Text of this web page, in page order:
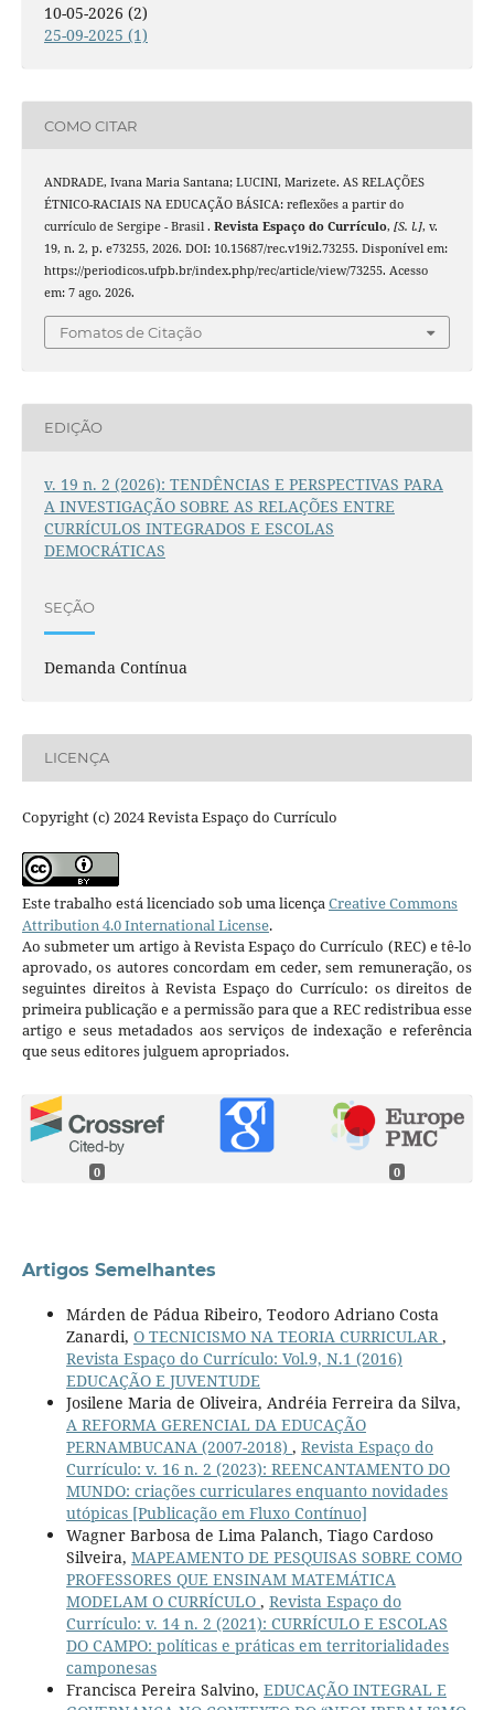
10-05-2026 (2)
25-09-2025 (1)
COMO CITAR
ANDRADE, Ivana Maria Santana; LUCINI, Marizete. AS RELAÇÕES
ÉTNICO-RACIAIS NA EDUCAÇÃO BÁSICA: reflexões a partir do
currículo de Sergipe - Brasil . Revista Espaço do Currículo, [S. l.], v.
19, n. 2, p. e73255, 2026. DOI: 10.15687/rec.v19i2.73255. Disponível em:
https://periodicos.ufpb.br/index.php/rec/article/view/73255. Acesso
em: 7 ago. 2026.
Fomatos de Citação
EDIÇÃO
v. 19 n. 2 (2026): TENDÊNCIAS E PERSPECTIVAS PARA
A INVESTIGAÇÃO SOBRE AS RELAÇÕES ENTRE
CURRÍCULOS INTEGRADOS E ESCOLAS
DEMOCRÁTICAS
SEÇÃO
Demanda Contínua
LICENÇA
Copyright (c) 2024 Revista Espaço do Currículo
Este trabalho está licenciado sob uma licençaCreative Commons
Attribution 4.0 International License.
Ao submeter um artigo à Revista Espaço do Currículo (REC) e tê-lo
aprovado, os autores concordam em ceder, sem remuneração, os
seguintes direitos à Revista Espaço do Currículo: os direitos de
primeira publicação e a permissão para que a REC redistribua esse
artigo e seus metadados aos serviços de indexação e referência
que seus editores julguem apropriados.
0 0
Artigos Semelhantes
Márden de Pádua Ribeiro, Teodoro Adriano Costa
Zanardi, O TECNICISMO NA TEORIA CURRICULAR ,
Revista Espaço do Currículo: Vol.9, N.1 (2016)
EDUCAÇÃO E JUVENTUDE
Josilene Maria de Oliveira, Andréia Ferreira da Silva,
A REFORMA GERENCIAL DA EDUCAÇÃO
PERNAMBUCANA (2007-2018) , Revista Espaço do
Currículo: v. 16 n. 2 (2023): REENCANTAMENTO DO
MUNDO: criações curriculares enquanto novidades
utópicas [Publicação em Fluxo Contínuo]
Wagner Barbosa de Lima Palanch, Tiago Cardoso
Silveira, MAPEAMENTO DE PESQUISAS SOBRE COMO
PROFESSORES QUE ENSINAM MATEMÁTICA
MODELAM O CURRÍCULO , Revista Espaço do
Currículo: v. 14 n. 2 (2021): CURRÍCULO E ESCOLAS
DO CAMPO: políticas e práticas em territorialidades
camponesas
Francisca Pereira Salvino, EDUCAÇÃO INTEGRAL E